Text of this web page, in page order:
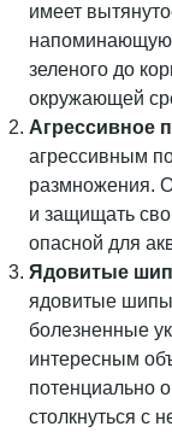
имеет
напоминающую
зеленого до
окружающей
Агрессивное
агрессивным
размножения.
и защищать
опасной для
Ядовитые
ядовитые шипы
болезненные
интересным
потенциально
столкнуться с